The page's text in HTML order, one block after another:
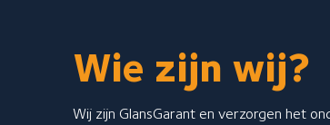
Wie zijn wij?
Wij zijn GlansGarant en verzorgen het